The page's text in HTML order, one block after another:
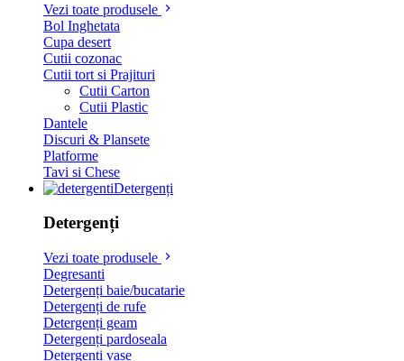
Vezi toate produsele
Bol Inghetata
Cupa desert
Cutii cozonac
Cutii tort si Prajituri
Cutii Carton
Cutii Plastic
Dantele
Discuri & Plansete
Platforme
Tavi si Chese
Detergenți
Detergenți
Vezi toate produsele
Degresanti
Detergenți baie/bucatarie
Detergenți de rufe
Detergenți geam
Detergenți pardoseala
Detergenți vase